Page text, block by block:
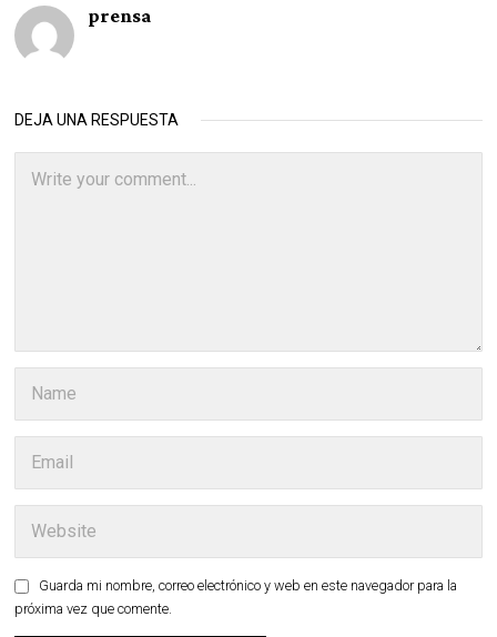
prensa
DEJA UNA RESPUESTA
Guarda mi nombre, correo electrónico y web en este navegador para la
próxima vez que comente.